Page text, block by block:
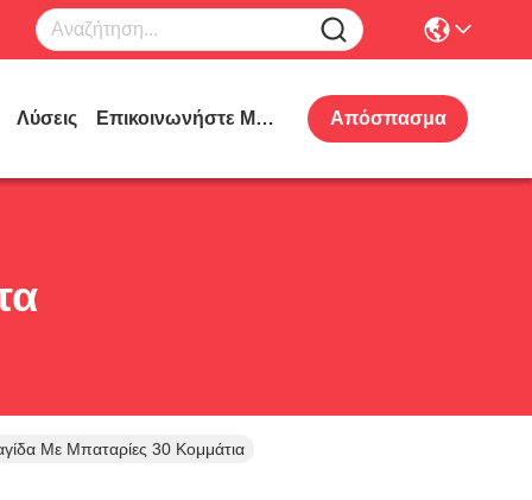
Λύσεις Επικοινωνήστε Μαζί Μας Απόσπασμα
Με Μπαταρίες 30 Κομμάτια